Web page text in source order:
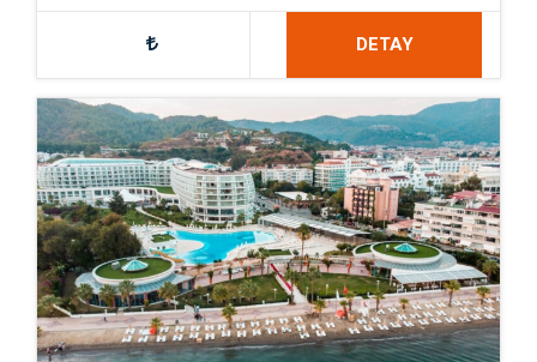
DETAY